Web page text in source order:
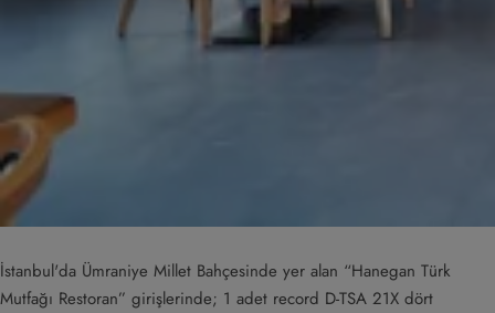
İstanbul'da Ümraniye Millet Bahçesinde yer alan “Hanegan Türk
Mutfağı Restoran” girişlerinde; 1 adet record D-TSA 21X dört